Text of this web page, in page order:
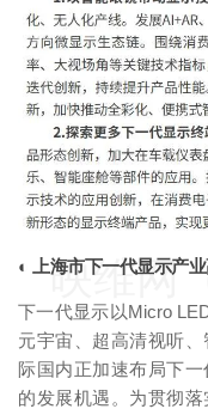
◐ 上海市下一代显示产业
下一代显示以Micro
元宇宙、超高清视听
际国内正加速布局下
的发展机遇。为贯彻
映维网